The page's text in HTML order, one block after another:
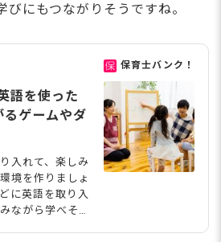
びにもつながりそうですね。
語を使った
ゲームやダ
入れて、楽しみ
境を作りましょ
に英語を取り入
ながら学べそう
保育士バンク！